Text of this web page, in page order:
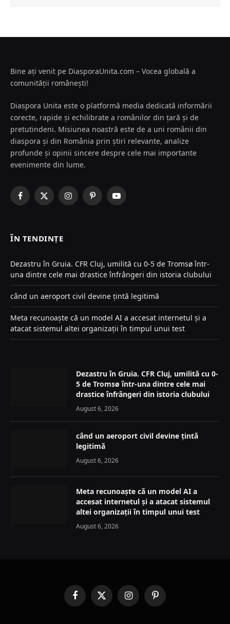
Bine ați venit pe DiasporaUnita.com – Vocea globală a
comunității românești!
Diaspora Unita este o platformă media dedicată informării
corecte, rapide și echilibrate a românilor din țară și de
pretutindeni. Misiunea noastră este de a uni românii din
diaspora și din România prin știri relevante, analize
profunde și opinii sincere despre cele mai importante
evenimente din lume.
Facebook
X
InstagramPinterestYouTube
ÎN TENDINȚE
Dezastru în Gruia. CFR Cluj, umilită cu 0-5 de Tromsø într-
una dintre cele mai drastice înfrângeri din istoria clubului
când un aeroport civil devine țintă legitimă
Meta recunoaște că un model AI a accesat internetul și a
atacat sistemul altei organizații în timpul unui test
Dezastru în Gruia. CFR Cluj, umilită cu 0-
5 de Tromsø într-una dintre cele mai
drastice înfrângeri din istoria clubului
August 6, 2026
când un aeroport civil devine țintă
legitimă
August 6, 2026
Meta recunoaște că un model AI a
accesat internetul și a atacat sistemul
altei organizații în timpul unui test
August 6, 2026
FacebookX
(Twitter)
InstagramPinterest